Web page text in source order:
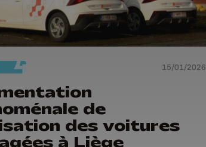
15/01/2026
de
des voitures
à Liège